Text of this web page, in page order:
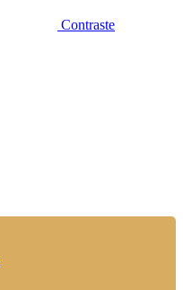
Contraste